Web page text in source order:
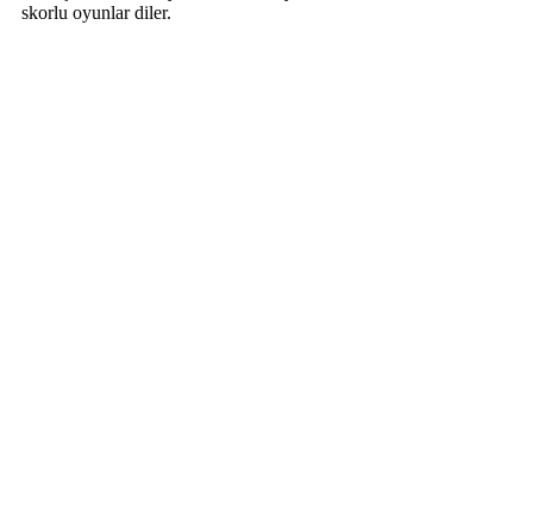
skorlu oyunlar diler.